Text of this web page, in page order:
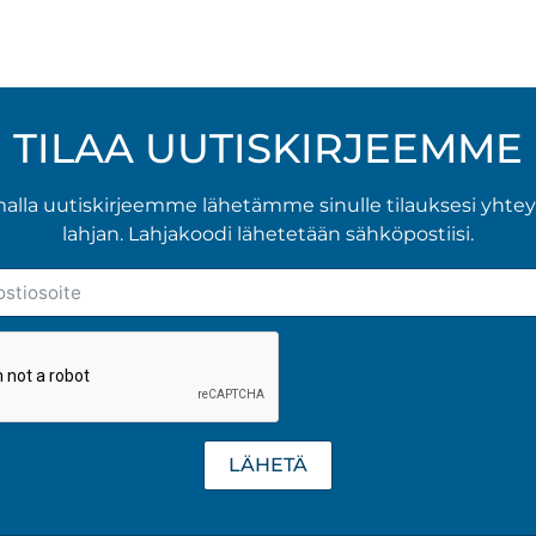
TILAA UUTISKIRJEEMME
uutiskirjeemme lähetämme sinulle tilauksesi
lahjan. Lahjakoodi lähetetään sähköpostiisi.
LÄHETÄ